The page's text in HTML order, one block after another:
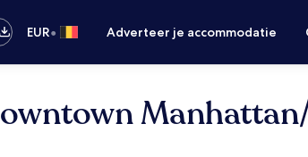
EUR• Adverteer je accommodatie